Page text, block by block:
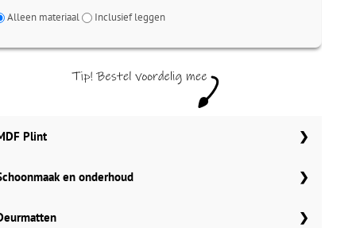
Alleen materiaal Inclusief leggen
Plint
70x12 mm
90x12 mm
en onderhoud